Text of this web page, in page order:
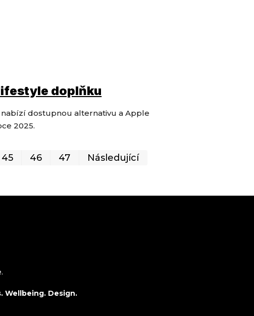
doplňku
nabízí dostupnou alternativu a Apple
2025.
45 46 47 Následující
Wellbeing. Design.